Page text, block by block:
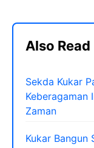
Also Read
Sekda Kukar
Keberagaman
Zaman
Kukar Bangun